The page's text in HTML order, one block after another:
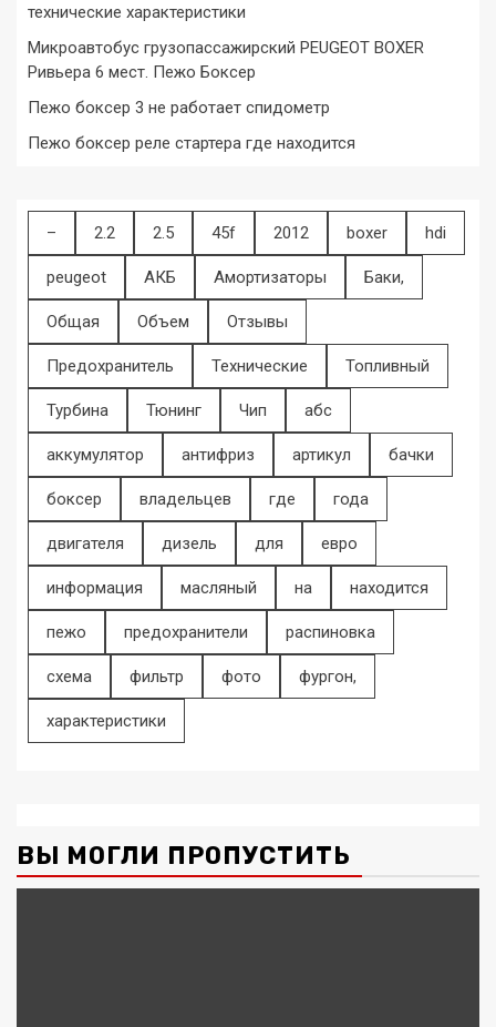
технические характеристики
Микроавтобус грузопассажирский PEUGEOT BOXER
Ривьера 6 мест. Пежо Боксер
Пежо боксер 3 не работает спидометр
Пежо боксер реле стартера где находится
– 2.2 2.5 45f 2012 boxer hdi
peugeot АКБ Амортизаторы Баки,
Общая Объем Отзывы
Предохранитель Технические Топливный
Турбина Тюнинг Чип абс
аккумулятор антифриз артикул бачки
боксер владельцев где года
двигателя дизель для евро
информация масляный на находится
пежо предохранители распиновка
схема фильтр фото фургон,
характеристики
ВЫ МОГЛИ ПРОПУСТИТЬ